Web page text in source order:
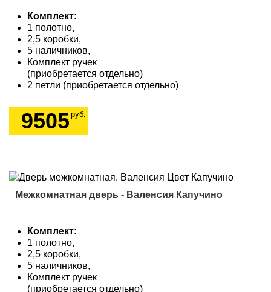
Комплект:
1 полотно,
2,5 коробки,
5 наличников,
Комплект ручек
(приобретается отдельно)
2 петли (приобретается отдельно)
9505 руб.
Межкомнатная дверь - Валенсия Капучино
Комплект:
1 полотно,
2,5 коробки,
5 наличников,
Комплект ручек
(приобретается отдельно)